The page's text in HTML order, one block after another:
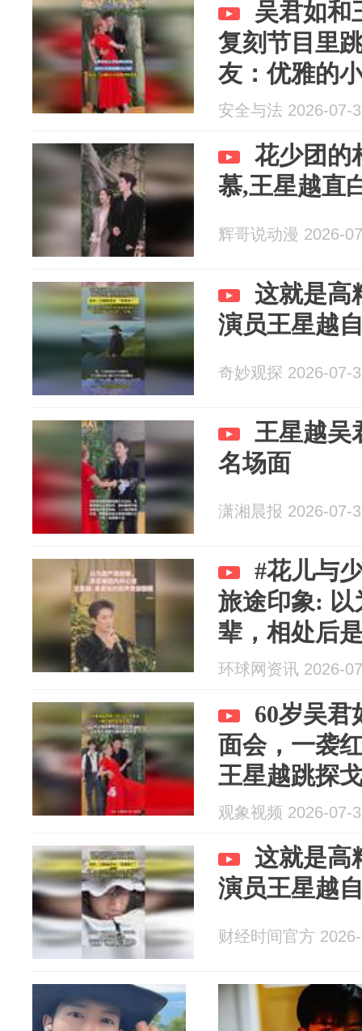
吴君如和
复刻节目里
友：优雅的
安全与法 2026-07-
花少团的
慕,王星越直
辉哥说动漫 2026-
这就是高
演员王星越
奇妙观探 2026-07-
王星越吴
名场面
潇湘晨报 2026-07-
#花儿与
旅途印象: 以
辈，相处后
#花少媒体见
环球网资讯 2026-
60岁吴君
面会，一袭
王星越跳探
冬雨即兴飙
观象视频 2026-07-
这就是高
演员王星越
财经时间官方